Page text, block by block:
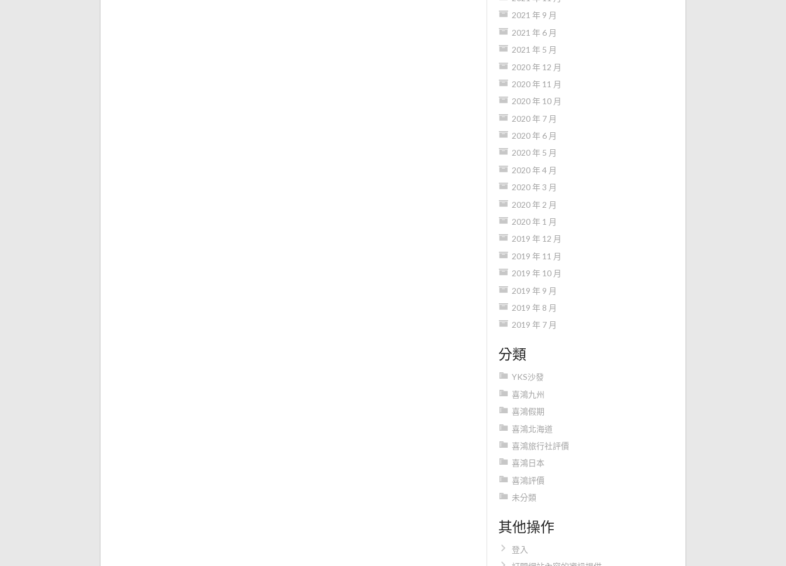
2021 年 9 月
2021 年 6 月
2021 年 5 月
2020 年 12 月
2020 年 11 月
2020 年 10 月
2020 年 7 月
2020 年 6 月
2020 年 5 月
2020 年 4 月
2020 年 3 月
2020 年 2 月
2020 年 1 月
2019 年 12 月
2019 年 11 月
2019 年 10 月
2019 年 9 月
2019 年 8 月
2019 年 7 月
分類
YKS沙發
喜鴻九州
喜鴻假期
喜鴻北海道
喜鴻旅行社評價
喜鴻日本
喜鴻評價
未分類
其他操作
登入